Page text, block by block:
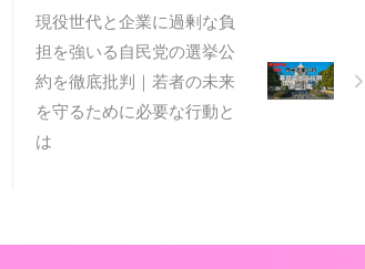
現役世代と企業に過剰な負
担を強いる自民党の選挙公
約を徹底批判｜若者の未来
を守るために必要な行動と
は